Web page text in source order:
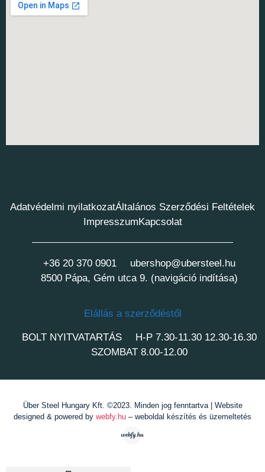
Adatvédelmi nyilatkozatÁltalános Szerződési Feltételek
Impresszum Kapcsolat
+36 20 370 0901
ubershop@ubersteel.hu
8500 Pápa, Gém utca 9. (navigáció indítása)
Elállás a szerződéstől
BOLT NYITVATARTÁS
H-P 7.30-11.30 12.30-16.30
SZOMBAT 8.00-12.00
Über Steel Hungary Kft. ©2023. Minden jog fenntartva | Website
designed & powered by webfy.hu – weboldal készítés és üzemeltetés